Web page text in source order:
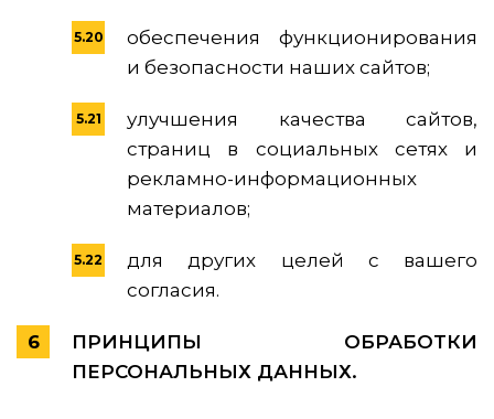
обеспечения функционирования
и безопасности наших сайтов;
улучшения качества сайтов,
страниц в социальных сетях и
рекламно-информационных
материалов;
для других целей с вашего
согласия.
ПРИНЦИПЫ ОБРАБОТКИ
ПЕРСОНАЛЬНЫХ ДАННЫХ.